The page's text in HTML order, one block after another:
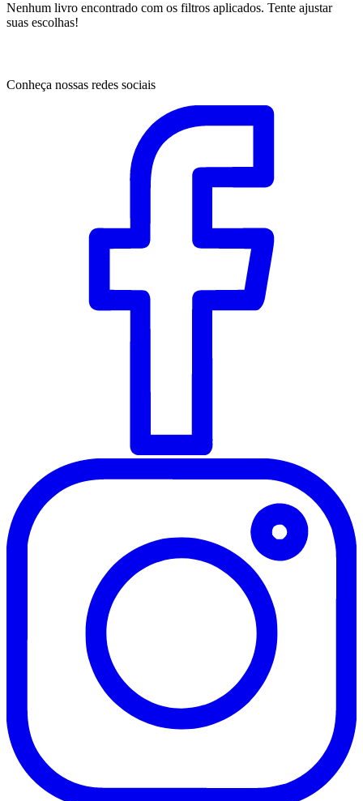
Nenhum livro encontrado com os filtros aplicados. Tente ajustar
suas escolhas!
Conheça nossas redes sociais